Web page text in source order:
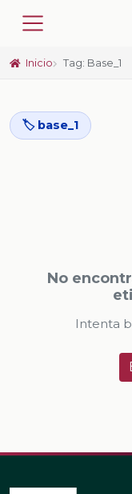
Inicio Tag: Base_1
🏷️ base_1
No
Intenta